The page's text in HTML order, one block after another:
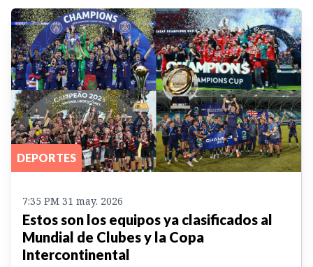
DEPORTES
7:35 PM 31 may. 2026
Estos son los equipos ya clasificados al
Mundial de Clubes y la Copa
Intercontinental